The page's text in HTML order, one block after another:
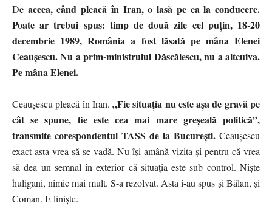
De aceea, când pleacă în Iran, o lasă pe ea la conducere.
Poate ar trebui spus: timp de două zile cel puțin, 18-20
decembrie 1989, România a fost lăsată pe mâna Elenei
Ceaușescu. Nu a prim-ministrului Dăscălescu, nu a altcuiva.
Pe mâna Elenei.
Ceaușescu pleacă în Iran. „Fie situația nu este așa de gravă pe
cât se spune, fie este cea mai mare greșeală politică”,
transmite corespondentul TASS de la București. Ceaușescu
exact asta vrea să se vadă. Nu își amână vizita și pentru că vrea
să dea un semnal în exterior că situația este sub control. Niște
huligani, nimic mai mult. S-a rezolvat. Asta i-au spus și Bălan, și
Coman. E liniște.